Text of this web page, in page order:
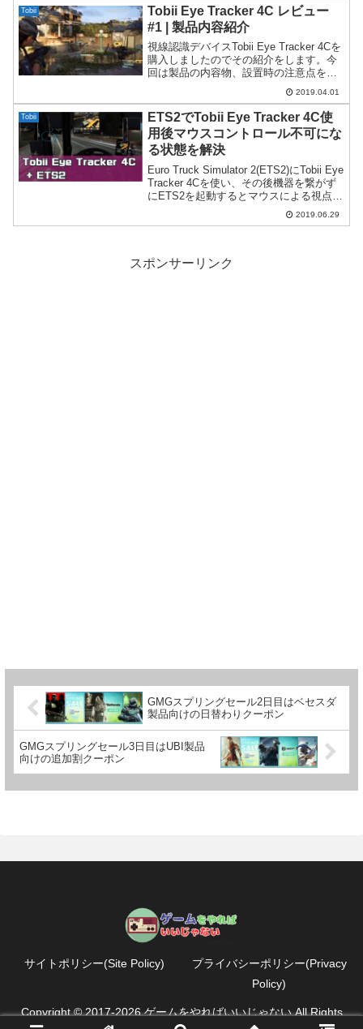
Tobii
Tobii Eye Tracker 4C レビュー
#1 | 製品内容紹介
視線認識デバイスTobii Eye Tracker 4Cを
購入しましたのでその紹介をします。今
回は製品の内容物、設置時の注意点を詳
しく紹介。またDivision2で実際に使って
るところを少しだけ紹介します。
2019.04.01
Tobii
ETS2でTobii Eye Tracker 4C使
用後マウスコントロール不可にな
る状態を解決
Euro Truck Simulator 2(ETS2)にTobii Eye
Tracker 4Cを使い、その後機器を繋がず
にETS2を起動するとマウスによる視点変
更ができなくなる場合があります。この
問題の解決方法を紹介します。
2019.06.29
スポンサーリンク
GMGスプリングセール2日目はベセスダ
製品向けの日替わりクーポン
GMGスプリングセール3日目はUBI製品
向けの追加割クーポン
サイトポリシー(Site Policy)
プライバシーポリシー(Privacy
Policy)
Copyright © 2017-2026 ゲームをやればいいじゃない All Rights